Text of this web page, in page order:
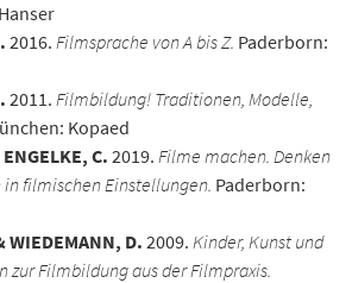
2016. Filmsprache von A bis Z. Paderborn:
2011. Filmbildung! Traditionen, Modelle,
Kopaed
C. 2019. Filme machen. Denken
filmischen Einstellungen. Paderborn:
WIEDEMANN, D. 2009. Kinder, Kunst und
zur Filmbildung aus der Filmpraxis.